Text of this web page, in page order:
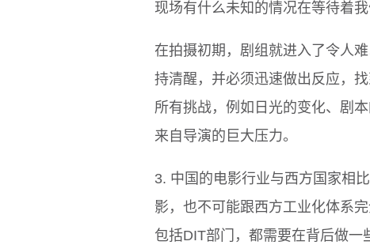
现场有什么未知的情况在等待着我
在拍摄初期，剧组就进入了令人
持清醒，并必须迅速做出反应，
所有挑战，例如日光的变化、剧
来自导演的巨大压力。
3. 中国的电影行业与西方国家相
影，也不可能跟西方工业化体系
包括DIT部门，都需要在背后做